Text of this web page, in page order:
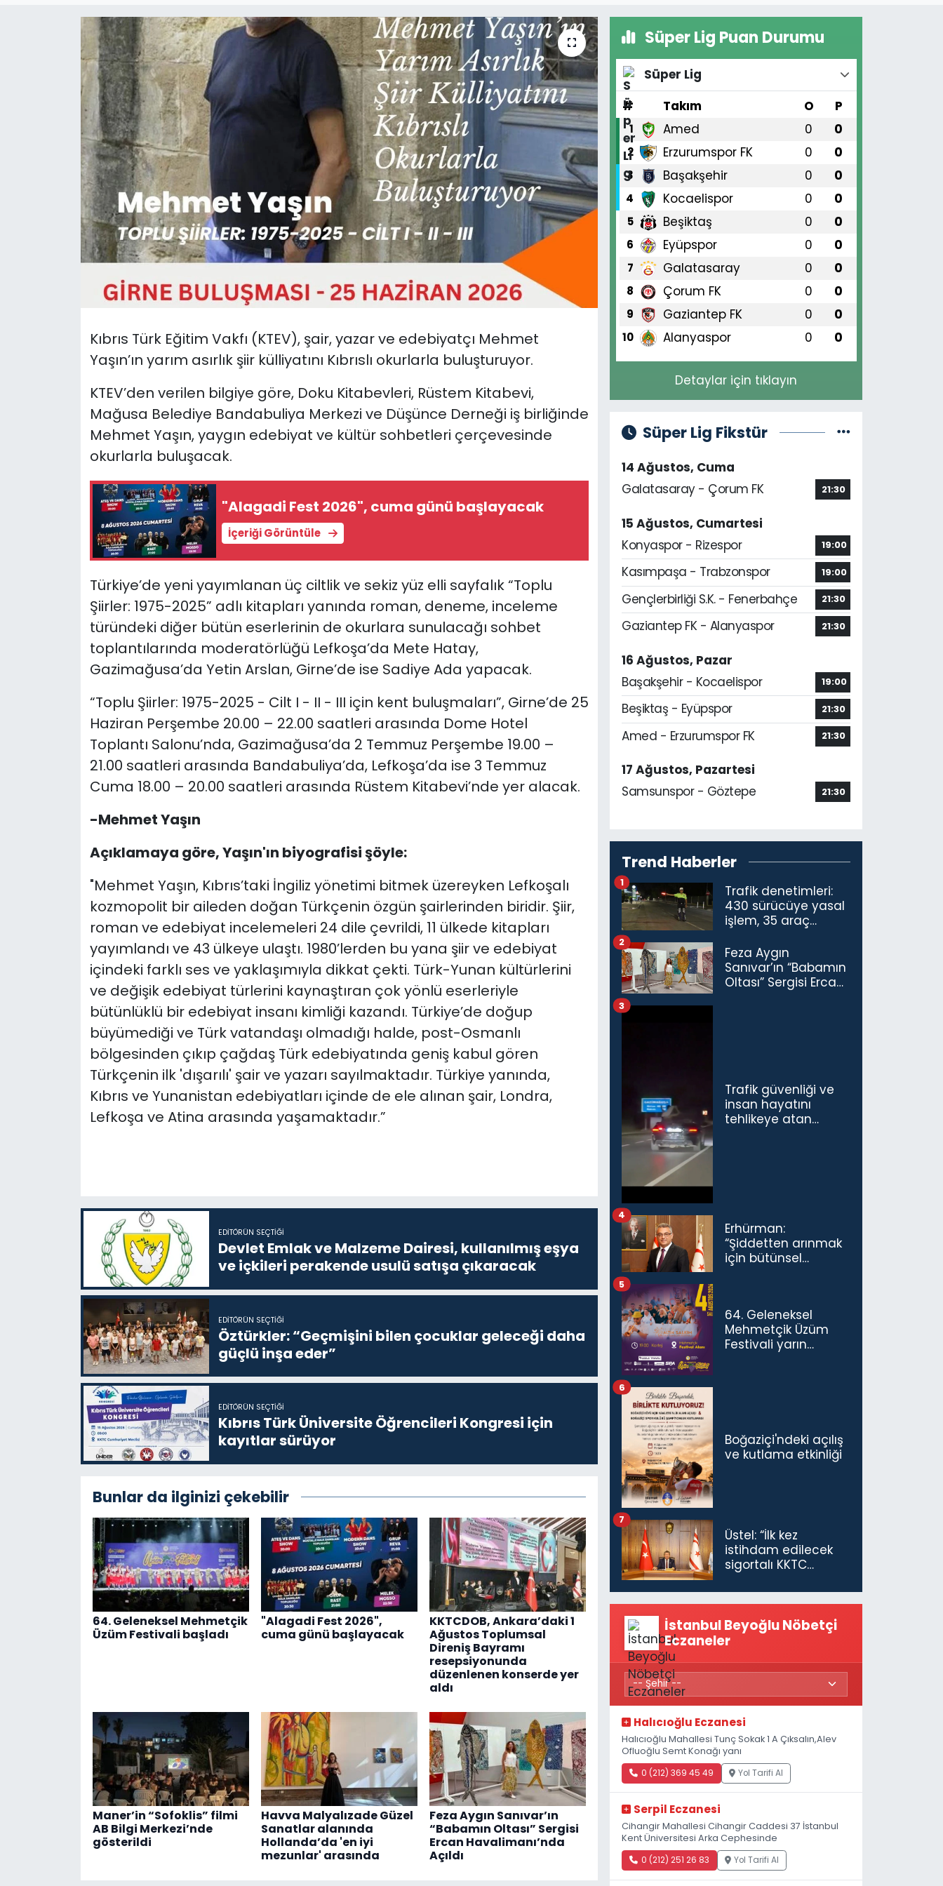
Kıbrıs Türk Eğitim Vakfı (KTEV), şair, yazar ve edebiyatçı Mehmet
Yaşın’ın yarım asırlık şiir külliyatını Kıbrıslı okurlarla buluşturuyor.
KTEV’den verilen bilgiye göre, Doku Kitabevleri, Rüstem Kitabevi,
Mağusa Belediye Bandabuliya Merkezi ve Düşünce Derneği iş birliğinde
Mehmet Yaşın, yaygın edebiyat ve kültür sohbetleri çerçevesinde
okurlarla buluşacak.
"Alagadi Fest 2026", cuma günü başlayacak
İçeriği Görüntüle
Türkiye’de yeni yayımlanan üç ciltlik ve sekiz yüz elli sayfalık “Toplu
Şiirler: 1975-2025” adlı kitapları yanında roman, deneme, inceleme
türündeki diğer bütün eserlerinin de okurlara sunulacağı sohbet
toplantılarında moderatörlüğü Lefkoşa’da Mete Hatay,
Gazimağusa’da Yetin Arslan, Girne’de ise Sadiye Ada yapacak.
“Toplu Şiirler: 1975-2025 - Cilt I - II - III için kent buluşmaları”, Girne’de 25
Haziran Perşembe 20.00 – 22.00 saatleri arasında Dome Hotel
Toplantı Salonu’nda, Gazimağusa’da 2 Temmuz Perşembe 19.00 –
21.00 saatleri arasında Bandabuliya’da, Lefkoşa’da ise 3 Temmuz
Cuma 18.00 – 20.00 saatleri arasında Rüstem Kitabevi’nde yer alacak.
-Mehmet Yaşın
Açıklamaya göre, Yaşın'ın biyografisi şöyle:
"Mehmet Yaşın, Kıbrıs’taki İngiliz yönetimi bitmek üzereyken Lefkoşalı
kozmopolit bir aileden doğan Türkçenin özgün şairlerinden biridir. Şiir,
roman ve edebiyat incelemeleri 24 dile çevrildi, 11 ülkede kitapları
yayımlandı ve 43 ülkeye ulaştı. 1980’lerden bu yana şiir ve edebiyat
içindeki farklı ses ve yaklaşımıyla dikkat çekti. Türk-Yunan kültürlerini
ve değişik edebiyat türlerini kaynaştıran çok yönlü eserleriyle
bütünlüklü bir edebiyat insanı kimliği kazandı. Türkiye’de doğup
büyümediği ve Türk vatandaşı olmadığı halde, post-Osmanlı
bölgesinden çıkıp çağdaş Türk edebiyatında geniş kabul gören
Türkçenin ilk 'dışarılı' şair ve yazarı sayılmaktadır. Türkiye yanında,
Kıbrıs ve Yunanistan edebiyatları içinde de ele alınan şair, Londra,
Lefkoşa ve Atina arasında yaşamaktadır.”
EDITÖRÜN SEÇTIĞI
Devlet Emlak ve Malzeme Dairesi, kullanılmış eşya
ve içkileri perakende usulü satışa çıkaracak
EDITÖRÜN SEÇTIĞI
Öztürkler: “Geçmişini bilen çocuklar geleceği daha
güçlü inşa eder”
EDITÖRÜN SEÇTIĞI
Kıbrıs Türk Üniversite Öğrencileri Kongresi için
kayıtlar sürüyor
Bunlar da ilginizi çekebilir
64. Geleneksel Mehmetçik
Üzüm Festivali başladı
"Alagadi Fest 2026",
cuma günü başlayacak
KKTCDOB, Ankara’daki 1
Ağustos Toplumsal
Direniş Bayramı
resepsiyonunda
düzenlenen konserde yer
aldı
Maner’in “Sofoklis” filmi
AB Bilgi Merkezi’nde
gösterildi
Havva Malyalızade Güzel
Sanatlar alanında
Hollanda’da 'en iyi
mezunlar' arasında
Feza Aygın Sanıvar’ın
“Babamın Oltası” Sergisi
Ercan Havalimanı’nda
Açıldı
Süper Lig Puan Durumu
Süper Lig
#
Takım O P
1 Amed 0 0
2 Erzurumspor FK 0 0
3 Başakşehir 0 0
4 Kocaelispor 0 0
5 Beşiktaş 0 0
6 Eyüpspor 0 0
7 Galatasaray 0 0
8 Çorum FK 0 0
9 Gaziantep FK 0 0
10 Alanyaspor 0 0
Detaylar için tıklayın
Süper Lig Fikstür
14 Ağustos, Cuma
Galatasaray - Çorum FK
21:30
15 Ağustos, Cumartesi
Konyaspor - Rizespor
19:00
Kasımpaşa - Trabzonspor 19:00
Gençlerbirliği S.K. - Fenerbahçe 21:30
Gaziantep FK - Alanyaspor 21:30
16 Ağustos, Pazar
Başakşehir - Kocaelispor
19:00
Beşiktaş - Eyüpspor 21:30
Amed - Erzurumspor FK 21:30
17 Ağustos, Pazartesi
Samsunspor - Göztepe
21:30
Trend Haberler
Trafik denetimleri:
430 sürücüye yasal
işlem, 35 araç
1
Feza Aygın
Sanıvar’ın “Babamın
Oltası” Sergisi Ercan
2
Trafik güvenliği ve
insan hayatını
tehlikeye atan
3
Erhürman:
“Şiddetten arınmak
için bütünsel
4
64. Geleneksel
Mehmetçik Üzüm
Festivali yarın
5
Boğaziçi'ndeki açılış
ve kutlama etkinliği
6
Üstel: “İlk kez
istihdam edilecek
sigortalı KKTC
maaş desteğini 35
bin TL'ye çıkardık”
7
İstanbul Beyoğlu Nöbetçi
Eczaneler
Halıcıoğlu Eczanesi
Halıcıoğlu Mahallesi Tunç Sokak 1 A Çıksalın,Alev
Ofluoğlu Semt Konağı yanı
0 (212) 369 45 49 Yol Tarifi Al
Serpil Eczanesi
Cihangir Mahallesi Cihangir Caddesi 37 İstanbul
Kent Üniversitesi Arka Cephesinde
0 (212) 251 26 83 Yol Tarifi Al
Gündem
KKTC YEREL SEÇİM 2018
Kültür Sanat
Magazin
Nöbetçi Eczaneler
Otomobil Dünyası
Teknoloji
Video Galeri
Yazarlar